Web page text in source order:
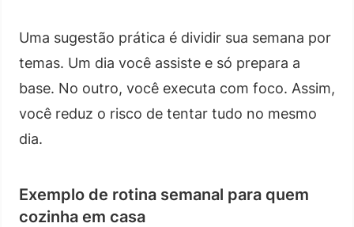
Uma sugestão prática é dividir sua semana por
temas. Um dia você assiste e só prepara a
base. No outro, você executa com foco. Assim,
você reduz o risco de tentar tudo no mesmo
dia.
Exemplo de rotina semanal para quem
cozinha em casa